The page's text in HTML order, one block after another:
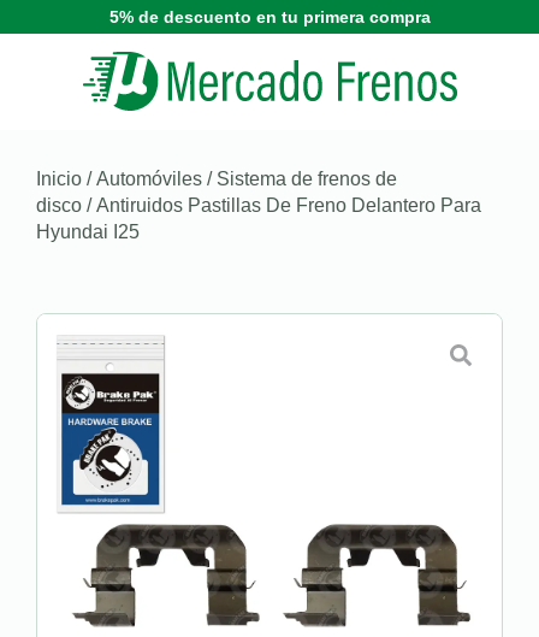
5% de descuento en tu primera compra
Inicio /Automóviles / Sistema de frenos de
disco / Antiruidos Pastillas De Freno Delantero Para
Hyundai I25